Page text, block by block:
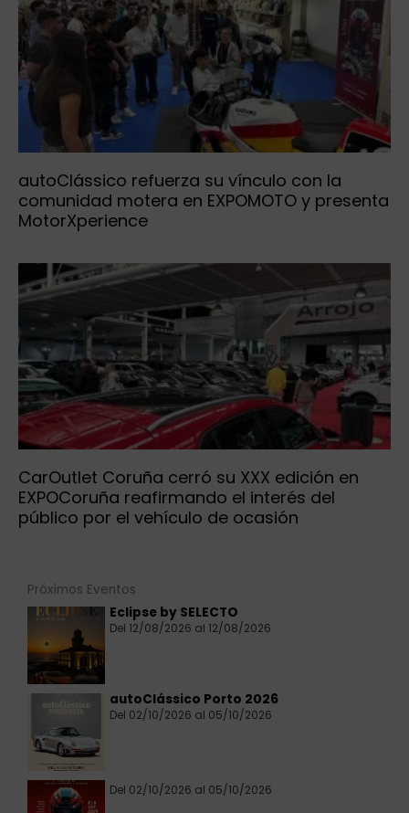
autoClássico refuerza su vínculo con la
comunidad motera en EXPOMOTO y presenta
MotorXperience
CarOutlet Coruña cerró su XXX edición en
EXPOCoruña reafirmando el interés del
público por el vehículo de ocasión
Próximos Eventos
Eclipse by SELECTO
Del 12/08/2026 al 12/08/2026
autoClássico Porto 2026
Del 02/10/2026 al 05/10/2026
Del 02/10/2026 al 05/10/2026